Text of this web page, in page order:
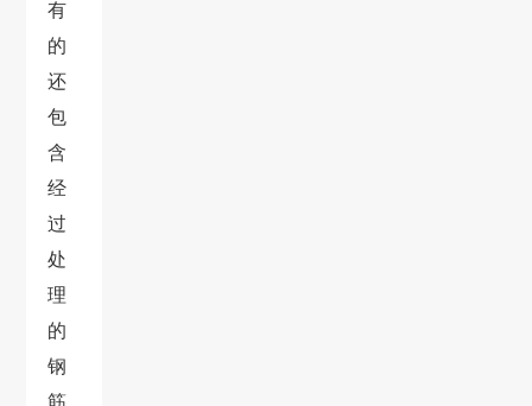
有
的
还
包
含
经
过
处
理
的
钢